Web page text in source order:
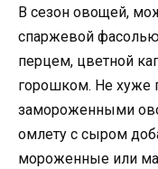
В сезон овощей,
спаржевой
перцем, цветной
горошком. Не хуже
замороженными
омлету с сыром
мороженные или